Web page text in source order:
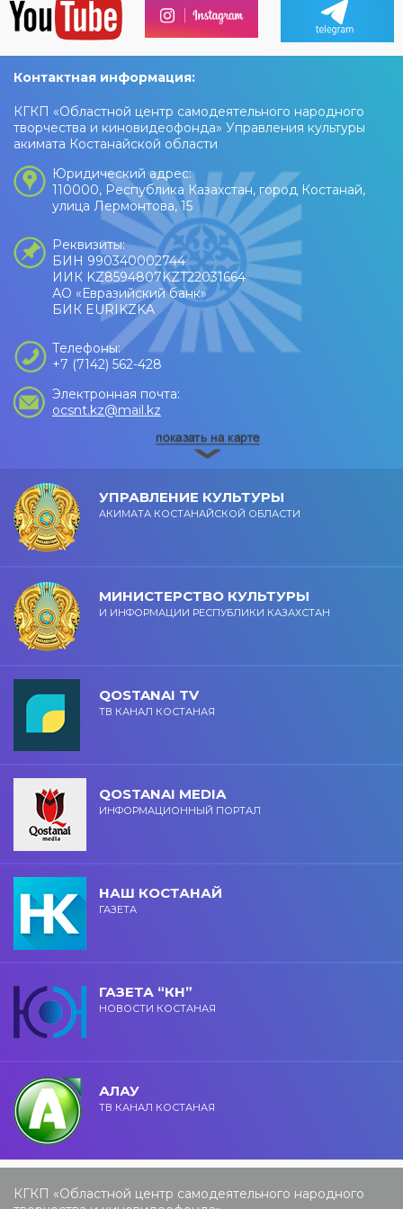
Контактная информация:
КГКП «Областной центр самодеятельного народного
творчества и киновидеофонда» Управления культуры
акимата Костанайской области
Юридический адрес:
110000, Республика Казахстан, город Костанай,
улица Лермонтова, 15
Реквизиты:
БИН 990340002744
ИИК KZ8594807KZT22031664
АО «Евразийский банк»
БИК EURIKZKA
Телефоны:
+7 (7142) 562-428
Электронная почта:
ocsnt.kz@mail.kz
УПРАВЛЕНИЕ КУЛЬТУРЫ
АКИМАТА КОСТАНАЙСКОЙ ОБЛАСТИ
МИНИСТЕРСТВО КУЛЬТУРЫ
И ИНФОРМАЦИИ РЕСПУБЛИКИ КАЗАХСТАН
QOSTANAI TV
ТВ КАНАЛ КОСТАНАЯ
QOSTANAI MEDIA
ИНФОРМАЦИОННЫЙ ПОРТАЛ
НАШ КОСТАНАЙ
ГАЗЕТА
ГАЗЕТА “КН”
НОВОСТИ КОСТАНАЯ
АЛАУ
ТВ КАНАЛ КОСТАНАЯ
КГКП «Областной центр самодеятельного народного